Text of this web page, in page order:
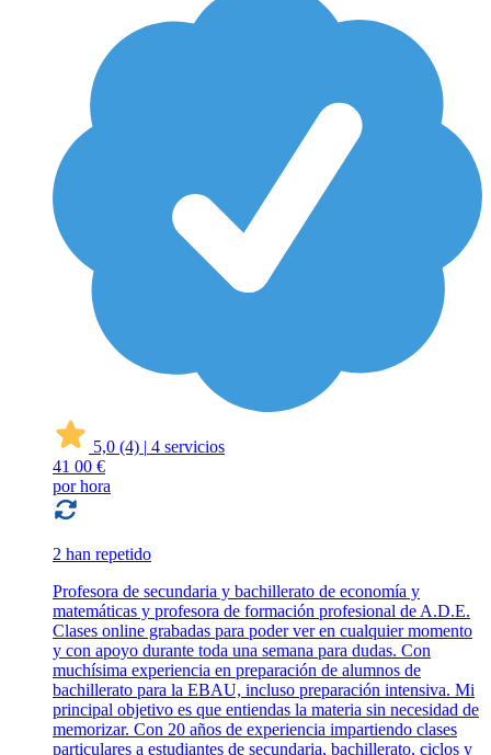
5,0 (4) | 4 servicios
41 00 €
por hora
2 han repetido
Profesora de secundaria y bachillerato de economía y
matemáticas y profesora de formación profesional de A.D.E.
Clases online grabadas para poder ver en cualquier momento
y con apoyo durante toda una semana para dudas. Con
muchísima experiencia en preparación de alumnos de
bachillerato para la EBAU, incluso preparación intensiva. Mi
principal objetivo es que entiendas la materia sin necesidad de
memorizar. Con 20 años de experiencia impartiendo clases
particulares a estudiantes de secundaria, bachillerato, ciclos y